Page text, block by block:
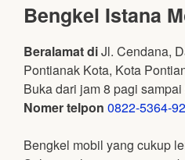
Bengkel Istana
Beralamat diJl. Cendana,
Pontianak Kota, Kota
Buka dari jam 8 pagi
Nomer telpon 0822-5364-
Bengkel mobil yang cukup